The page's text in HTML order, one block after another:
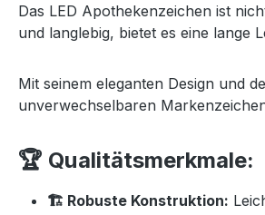
Das LED Apothekenzeichen ist
und langlebig, bietet es eine lange
Mit seinem eleganten Design und
unverwechselbaren
🏆 Qualitätsmerkmale:
🏗️ Robuste Konstruktion: